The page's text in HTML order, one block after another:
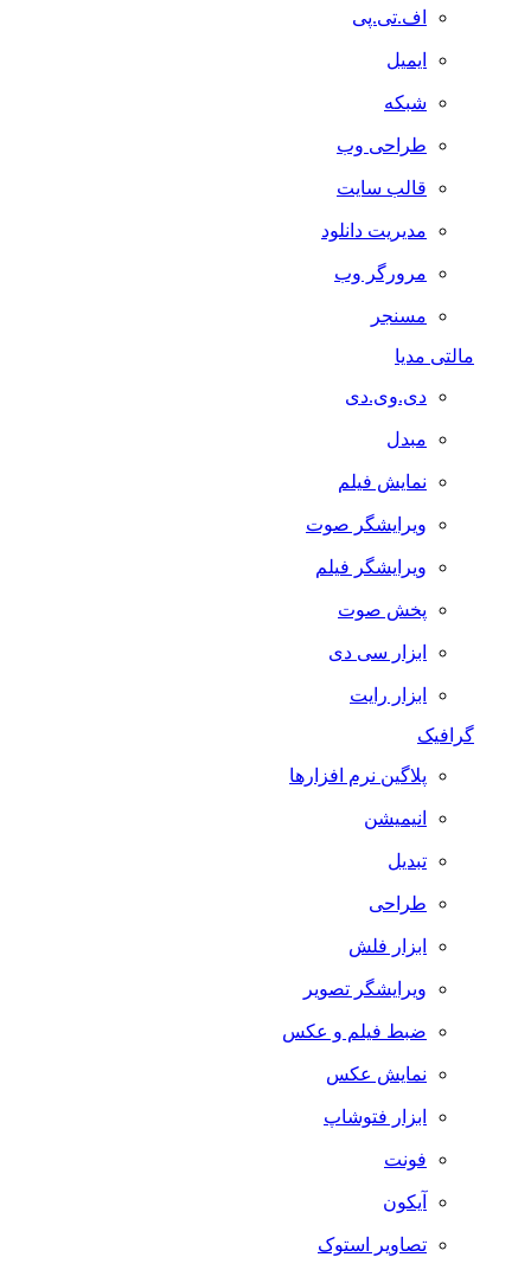
اف.تی.پی
ایمیل
شبکه
طراحی وب
قالب سایت
مدیریت دانلود
مرورگر وب
مسنجر
مالتی مدیا
دی.وی.دی
مبدل
نمایش فیلم
ویرایشگر صوت
ویرایشگر فیلم
پخش صوت
ابزار سی دی
ابزار رایت
گرافیک
پلاگین نرم افزارها
انیمیشن
تبدیل
طراحی
ابزار فلش
ویرایشگر تصویر
ضبط فيلم و عكس
نمایش عکس
ابزار فتوشاپ
فونت
آیکون
تصاویر استوک